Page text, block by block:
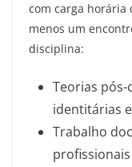
com carga horária
menos um
disciplina:
Teorias
identitárias
Trabalho